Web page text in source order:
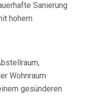
Sanierung
hohem
Wohnraum
gesünderen